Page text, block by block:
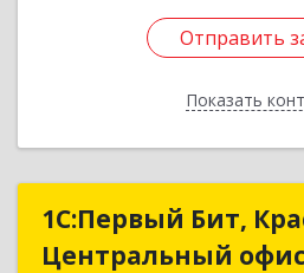
Отправить
Показать
Отправить
Назад
1С:Первый Бит,
Центральный офис
1С:Первый